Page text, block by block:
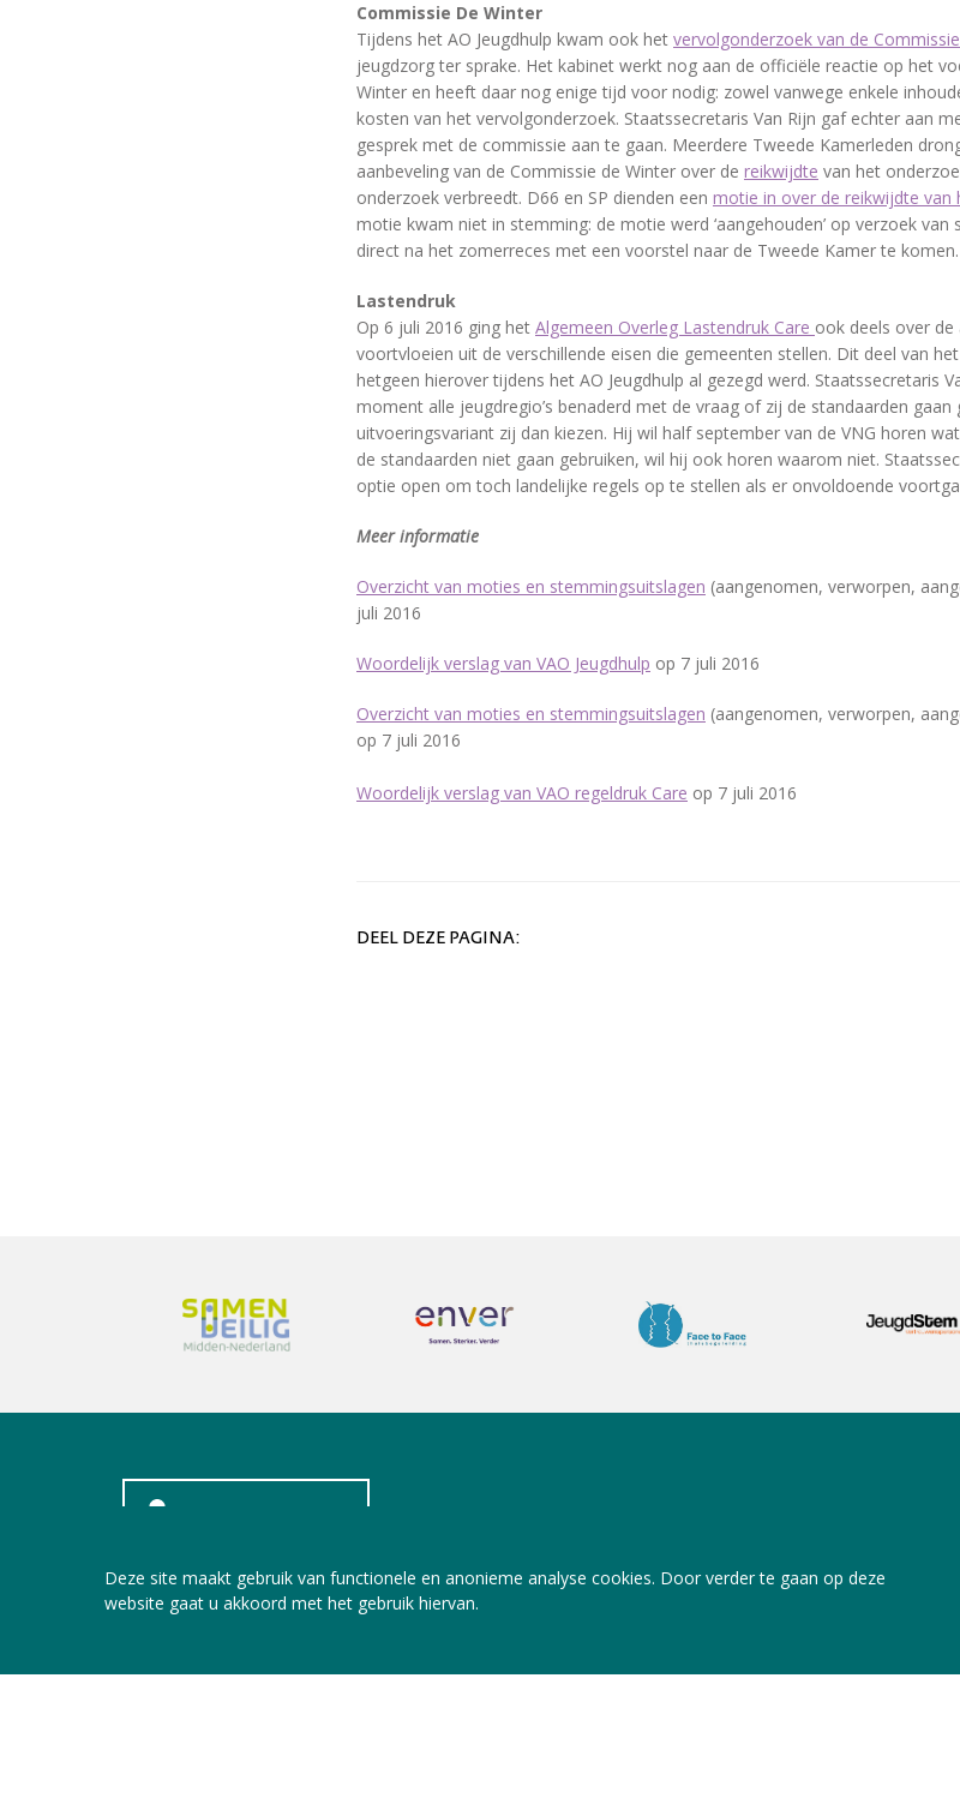
Commissie De Winter
Tijdens het AO Jeugdhulp kwam ook het vervolgonderzoek van de
jeugdzorg ter sprake. Het kabinet werkt nog aan de officiële reactie op het
Winter en heeft daar nog enige tijd voor nodig: zowel vanwege enkele
kosten van het vervolgonderzoek. Staatssecretaris Van Rijn gaf echter aan
gesprek met de commissie aan te gaan. Meerdere Tweede Kamerleden
aanbeveling van de Commissie de Winter over de reikwijdte van het
onderzoek verbreedt. D66 en SP dienden een motie in over de reikwijdte van
motie kwam niet in stemming: de motie werd ‘aangehouden’ op verzoek
direct na het zomerreces met een voorstel naar de Tweede Kamer te komen.
Lastendruk
Op 6 juli 2016 ging het Algemeen Overleg Lastendruk Care ook deels over
voortvloeien uit de verschillende eisen die gemeenten stellen. Dit deel van
hetgeen hierover tijdens het AO Jeugdhulp al gezegd werd. Staatssecretaris
moment alle jeugdregio’s benaderd met de vraag of zij de standaarden gaan
uitvoeringsvariant zij dan kiezen. Hij wil half september van de VNG horen
de standaarden niet gaan gebruiken, wil hij ook horen waarom niet.
optie open om toch landelijke regels op te stellen als er onvoldoende
Meer informatie
Overzicht van moties en stemmingsuitslagen (aangenomen, verworpen,
juli 2016
Woordelijk verslag van VAO Jeugdhulp op 7 juli 2016
Overzicht van moties en stemmingsuitslagen (aangenomen, verworpen,
op 7 juli 2016
Woordelijk verslag van VAO regeldruk Care op 7 juli 2016
DEEL DEZE PAGINA:
Deze site maakt gebruik van functionele en anonieme analyse cookies. Door verder te gaan op deze
website gaat u akkoord met het gebruik hiervan.